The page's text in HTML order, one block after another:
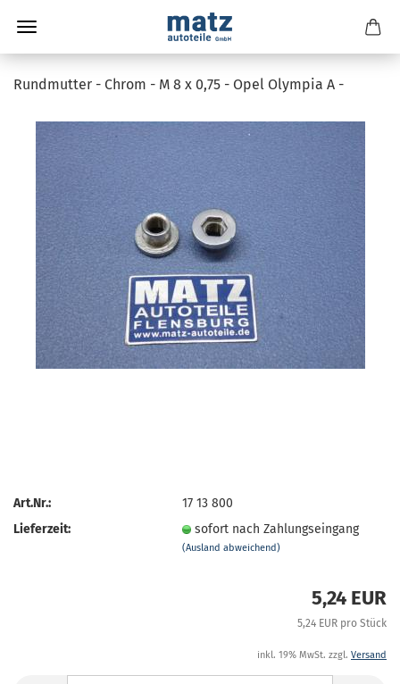
Rundmutter - Chrom - M 8 x 0,75 - Opel Olympia A -
Art.Nr.:
17 13 800
Lieferzeit:
sofort nach Zahlungseingang
(Ausland abweichend)
5,24 EUR
5,24 EUR pro Stück
inkl. 19% MwSt. zzgl. Versand